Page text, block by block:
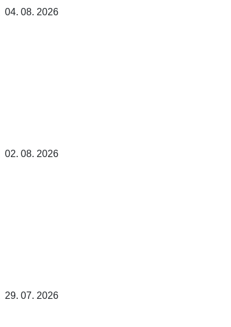
04. 08. 2026
02. 08. 2026
29. 07. 2026